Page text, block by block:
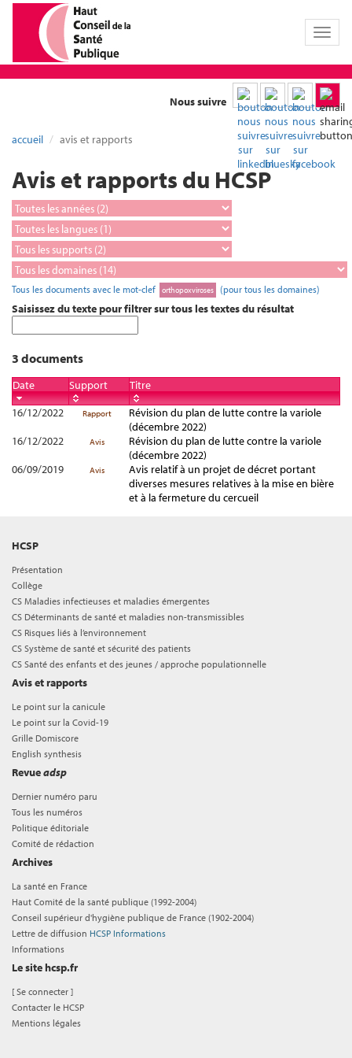
Toggle
Nous suivre
accueil avis et rapports
Avis et rapports du HCSP
Tous les documents avec le mot-clef orthopoxviroses (pour tous les domaines)
Saisissez du texte pour filtrer sur tous les textes du résultat
3 documents
Date Support
Titre
16/12/2022
Rapport
Révision du plan de lutte contre la variole
(décembre 2022)
16/12/2022
Avis
Révision du plan de lutte contre la variole
(décembre 2022)
06/09/2019
Avis
Avis relatif à un projet de décret portant
diverses mesures relatives à la mise en bière
et à la fermeture du cercueil
HCSP
Présentation
Collège
CS Maladies infectieuses et maladies émergentes
CS Déterminants de santé et maladies non-transmissibles
CS Risques liés à l’environnement
CS Système de santé et sécurité des patients
CS Santé des enfants et des jeunes / approche populationnelle
Avis et rapports
Le point sur la canicule
Le point sur la Covid-19
Grille Domiscore
English synthesis
Revueadsp
Dernier numéro paru
Tous les numéros
Politique éditoriale
Comité de rédaction
Archives
La santé en France
Haut Comité de la santé publique (1992-2004)
Conseil supérieur d'hygiène publique de France (1902-2004)
Lettre de diffusion HCSP Informations
Informations
Le site hcsp.fr
[Se connecter ]
Contacter le HCSP
Mentions légales